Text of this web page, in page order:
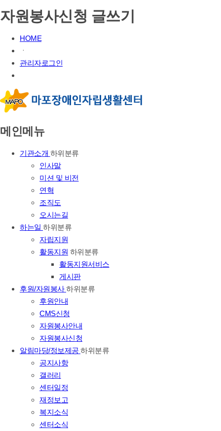
자원봉사신청 글쓰기
HOME
ㆍ
관리자로그인
메인메뉴
기관소개 하위분류
인사말
미션 및 비전
연혁
조직도
오시는길
하는일 하위분류
자립지원
활동지원 하위분류
활동지원서비스
게시판
후원/자원봉사하위분류
후원안내
CMS신청
자원봉사안내
자원봉사신청
알림마당/정보제공 하위분류
공지사항
갤러리
센터일정
재정보고
복지소식
센터소식